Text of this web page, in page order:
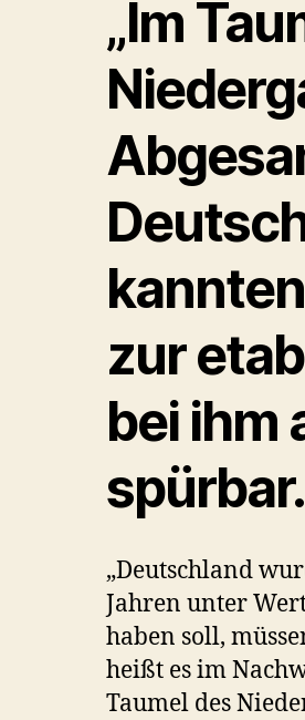
„Im
zur
bei ihm
spürbar.
„Deutschland
Jahren unter
haben soll,
heißt es im
Taumel des